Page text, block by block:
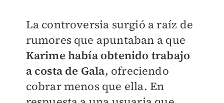
La controversia surgió a raíz de
rumores que apuntaban a que
Karime había obtenido trabajo
a costa de Gala, ofreciendo
cobrar menos que ella. En